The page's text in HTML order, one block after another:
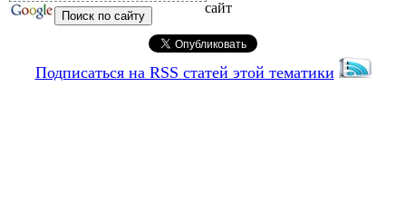
сайт
Подписаться на RSS статей этой тематики